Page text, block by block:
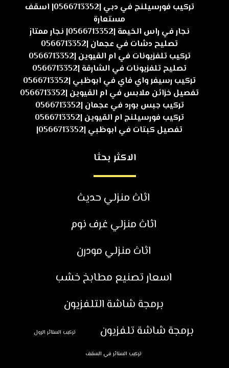
تركيب فورسيلنج في دبي |0566713352| اسقف
مستعارة
نجار في راس الخيمة |0566713352| نجار ممتاز
تصليح دشات في عجمان |0566713352
تركيب تلفزيونات في ام القيوين |0566713352
تصليح تلفزيونات في الشارقة |0566713352
تركيب رسيفر واي فاي في ابوظبي |0566713352
تفصيل خزائن ملابس في ام القيوين |0566713352
تركيب جبس بورد في عجمان |0566713352
تركيب فورسيلنج ام القيوين |0566713352
تفصيل كبتات في ابوظبي |0566713352|
الاكثر بحثا
اثاث منزلي حديث
اثاث منزلي غرف نوم
اثاث منزلي مودرن
اسعار تصنيع مطابخ خشب
برمجة شاشة التلفزيون
برمجة شاشة تلفزيون
تركيب الستائر الرول
تركيب الستائر في السقف